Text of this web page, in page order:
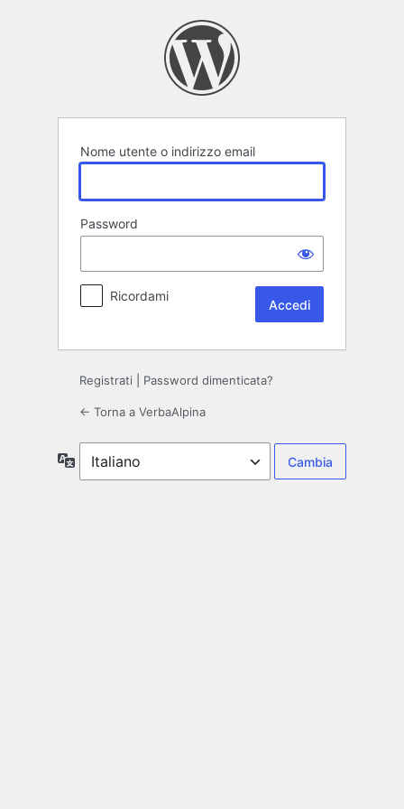
Nome utente o indirizzo email
Password
Ricordami
Registrati Password dimenticata?
← Torna a VerbaAlpina
Lingua